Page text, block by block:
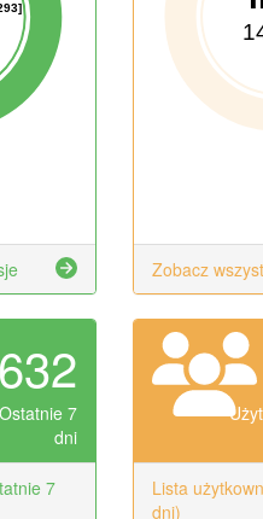
Zobacz
7
dni
7
Lista
dni)